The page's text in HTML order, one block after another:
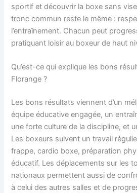
sportif et découvrir la boxe sans
tronc commun reste le même :
l’entraînement. Chacun peut
pratiquant loisir au boxeur de haut
Qu’est-ce qui explique les bons
Florange ?
Les bons résultats viennent d’un
équipe éducative engagée, un
une forte culture de la discipline, et
Les boxeurs suivent un travail
frappe, cardio boxe, préparation
éducatif. Les déplacements sur les
nationaux permettent aussi de
à celui des autres salles et de